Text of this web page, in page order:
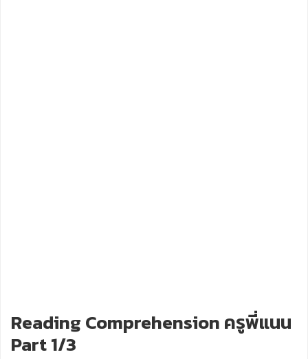
Reading Comprehension ครูพี่แนน
Part 1/3